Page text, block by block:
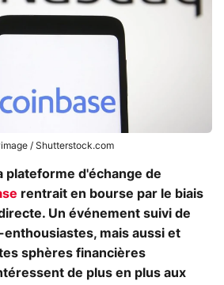
/ Shutterstock.com
plateforme d'échange de
rentrait en bourse par le biais
Un événement suivi de
mais aussi et
sphères financières
de plus en plus aux